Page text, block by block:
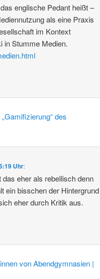
englische Pedant heißt –
als eine Praxis
im Kontext
in Stumme Medien.
des
Uhr:
eher als rebellisch denn
ein bisschen der Hintergrund
eher durch Kritik aus.
von Abendgymnasien |